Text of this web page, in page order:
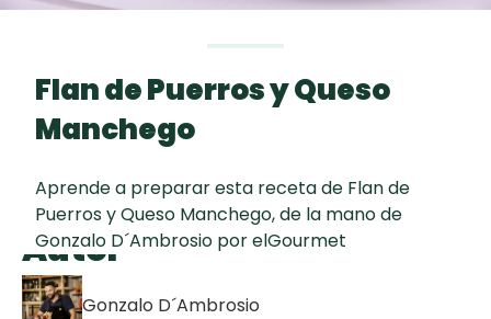
Chocolate
Cake
Key Lime Pie
Flan de Puerros y Queso
Manchego
Aprende a preparar esta receta de Flan de
Puerros y Queso Manchego, de la mano de
Gonzalo D´Ambrosio por elGourmet
Autor
Gonzalo D´Ambrosio